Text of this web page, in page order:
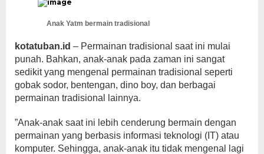
Anak Yatm bermain tradisional
kotatuban.id – Permainan tradisional saat ini mulai
punah. Bahkan, anak-anak pada zaman ini sangat
sedikit yang mengenal permainan tradisional seperti
gobak sodor, bentengan, dino boy, dan berbagai
permainan tradisional lainnya.
”Anak-anak saat ini lebih cenderung bermain dengan
permainan yang berbasis informasi teknologi (IT) atau
komputer. Sehingga, anak-anak itu tidak mengenal lagi